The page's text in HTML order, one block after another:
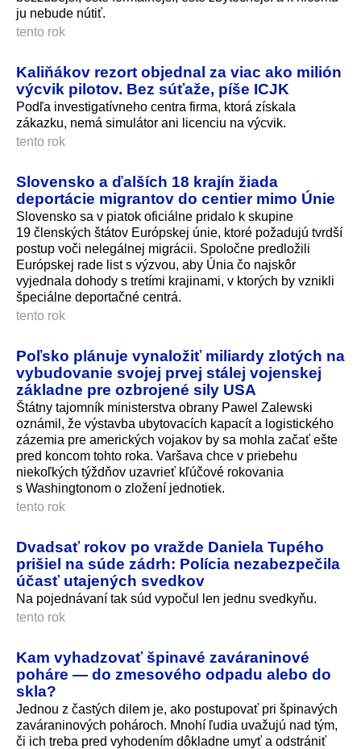
ju nebude nútiť.
tento rok
Kaliňákov rezort objednal za viac ako milión
výcvik pilotov. Bez súťaže, píše ICJK
Podľa investigatívneho centra firma, ktorá získala
zákazku, nemá simulátor ani licenciu na výcvik.
tento rok
Slovensko a ďalších 18 krajín žiada
deportácie migrantov do centier mimo Únie
Slovensko sa v piatok oficiálne pridalo k skupine
19 členských štátov Európskej únie, ktoré požadujú tvrdší
postup voči nelegálnej migrácii. Spoločne predložili
Európskej rade list s výzvou, aby Únia čo najskôr
vyjednala dohody s tretími krajinami, v ktorých by vznikli
špeciálne deportačné centrá.
tento rok
Poľsko plánuje vynaložiť miliardy zlotých na
vybudovanie svojej prvej stálej vojenskej
základne pre ozbrojené sily USA
Štátny tajomník ministerstva obrany Pawel Zalewski
oznámil, že výstavba ubytovacích kapacít a logistického
zázemia pre amerických vojakov by sa mohla začať ešte
pred koncom tohto roka. Varšava chce v priebehu
niekoľkých týždňov uzavrieť kľúčové rokovania
s Washingtonom o zložení jednotiek.
tento rok
Dvadsať rokov po vražde Daniela Tupého
prišiel na súde zádrh: Polícia nezabezpečila
účasť utajených svedkov
Na pojednávaní tak súd vypočul len jednu svedkyňu.
tento rok
Kam vyhadzovať špinavé zaváraninové
poháre — do zmesového odpadu alebo do
skla?
Jednou z častých dilem je, ako postupovať pri špinavých
zaváraninových pohároch. Mnohí ľudia uvažujú nad tým,
či ich treba pred vyhodením dôkladne umyť a odstrániť